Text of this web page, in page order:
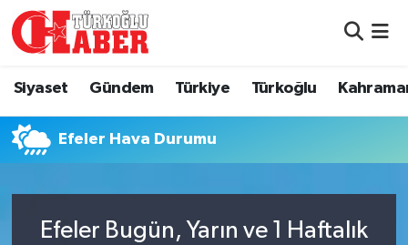
Siyaset Gündem Türkiye Türkoğlu
Efeler Hava Durumu
Efeler Bugün, Yarın ve 1 Haftalık
Gündem
Türkiye
Hava Durumu
Namaz Vakitleri